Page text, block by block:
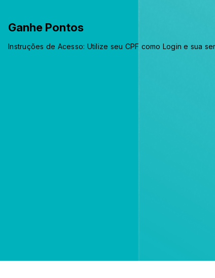
Ganhe Pontos
Instruções de Acesso: Utilize seu CPF como Login e sua